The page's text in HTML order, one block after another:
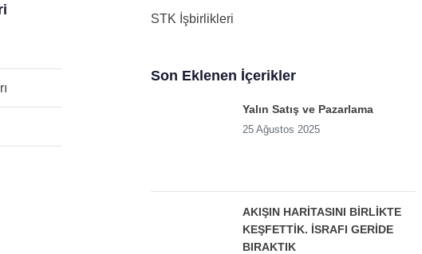
STK İşbirlikleri
Son Eklenen İçerikler
Yalın Satış ve Pazarlama
25 Ağustos 2025
AKIŞIN HARİTASINI BİRLİKTE
KEŞFETTİK. İSRAFI GERİDE
BIRAKTIK